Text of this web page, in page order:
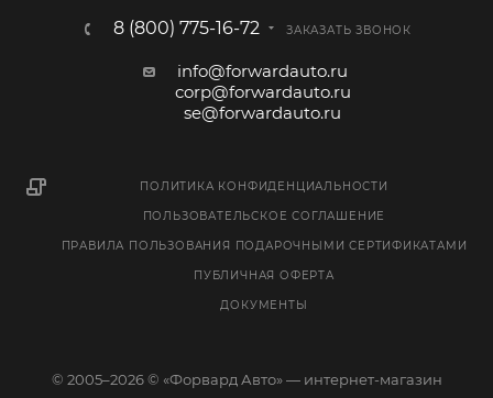
8 (800) 775-16-72 ЗАКАЗАТЬ ЗВОНОК
info@forwardauto.ru
corp@forwardauto.ru
se@forwardauto.ru
ПОЛИТИКА КОНФИДЕНЦИАЛЬНОСТИ
ПОЛЬЗОВАТЕЛЬСКОЕ СОГЛАШЕНИЕ
ПРАВИЛА ПОЛЬЗОВАНИЯ ПОДАРОЧНЫМИ СЕРТИФИКАТАМИ
ПУБЛИЧНАЯ ОФЕРТА
ДОКУМЕНТЫ
© 2005–2026 © «Форвард Авто» — интернет-магазин